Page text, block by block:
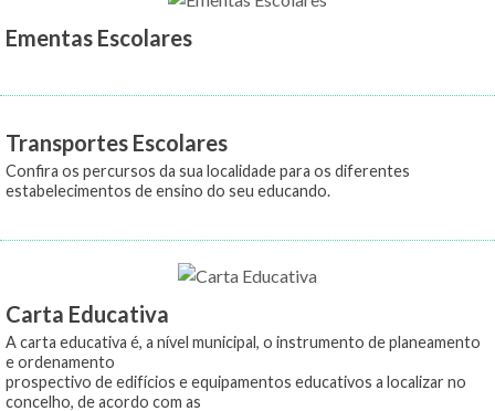
Ementas Escolares
Transportes Escolares
Confira os percursos da sua localidade para os diferentes
estabelecimentos de ensino do seu educando.
Carta Educativa
A carta educativa é, a nível municipal, o instrumento de planeamento
e ordenamento
prospectivo de edifícios e equipamentos educativos a localizar no
concelho, de acordo com as